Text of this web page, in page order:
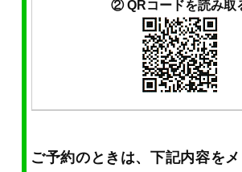
② QRコードを読み取
ご予約のときは、下記内容を